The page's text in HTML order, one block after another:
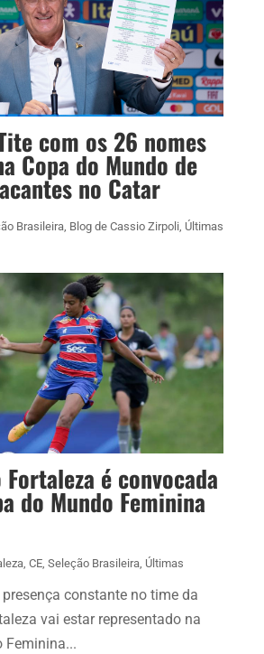
com os 26 nomes
Copa do Mundo de
no Catar
Brasileira, Blog de Cassio Zirpoli, Últimas
é convocada
do Mundo Feminina
, CE, Seleção Brasileira, Últimas
presença constante no time da
vai estar representado na
Feminina...